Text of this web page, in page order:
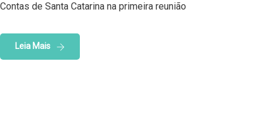
Contas de Santa Catarina na primeira reunião
Leia Mais